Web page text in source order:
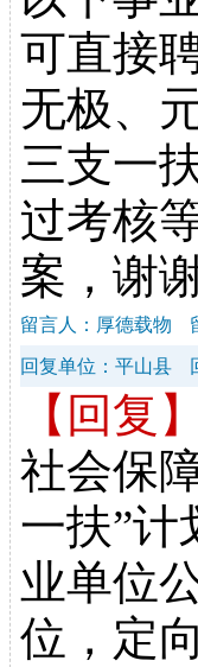
可直接
无极、
三支一
过考核
案，谢
留言人：厚德载物
回复单位：平山县
【回复】
社会保
一扶”计
业单位
位，定